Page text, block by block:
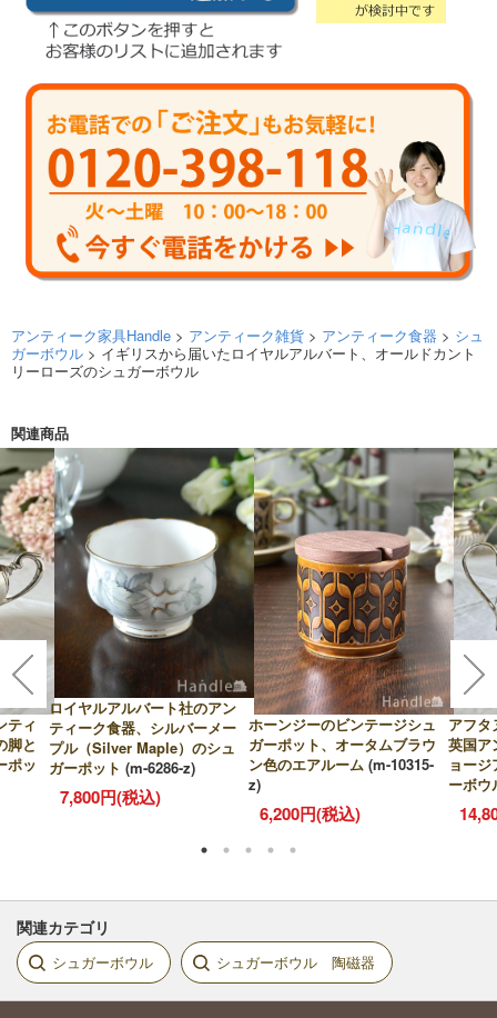
アンティーク家具Handle > アンティーク雑貨 > アンティーク食器 > シュ
ガーボウル > イギリスから届いたロイヤルアルバート、オールドカント
リーローズのシュガーボウル
関連商品
ティ
脚と
ポッ
ロイヤルアルバート社のアン
ティーク食器、シルバーメー
プル（Silver Maple）のシュ
ガーポット (m-6286-z)
7,800円(税込)
ホーンジーのビンテージシュ
ガーポット、オータムブラウ
ン色のエアルーム (m-10315-
z)
6,200円(税込)
アフタ
英国ア
ョー
ーボウ
関連カテゴリ
シュガーボウル シュガーボウル 陶磁器